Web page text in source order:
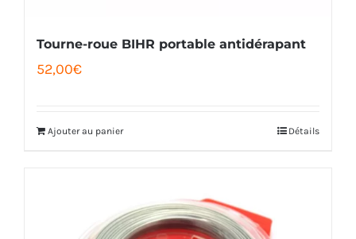
Tourne-roue BIHR portable antidérapant
52,00€
Ajouter au panier Détails